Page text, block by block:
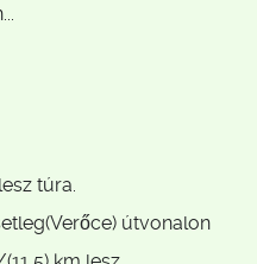
túra.
útvonalon